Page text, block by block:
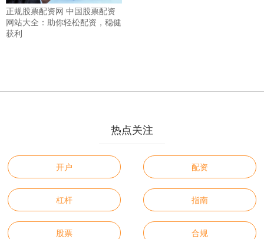
正规股票配资网 中国股票配资
网站大全：助你轻松配资，稳健
获利
热点关注
开户 配资
杠杆 指南
股票 合规